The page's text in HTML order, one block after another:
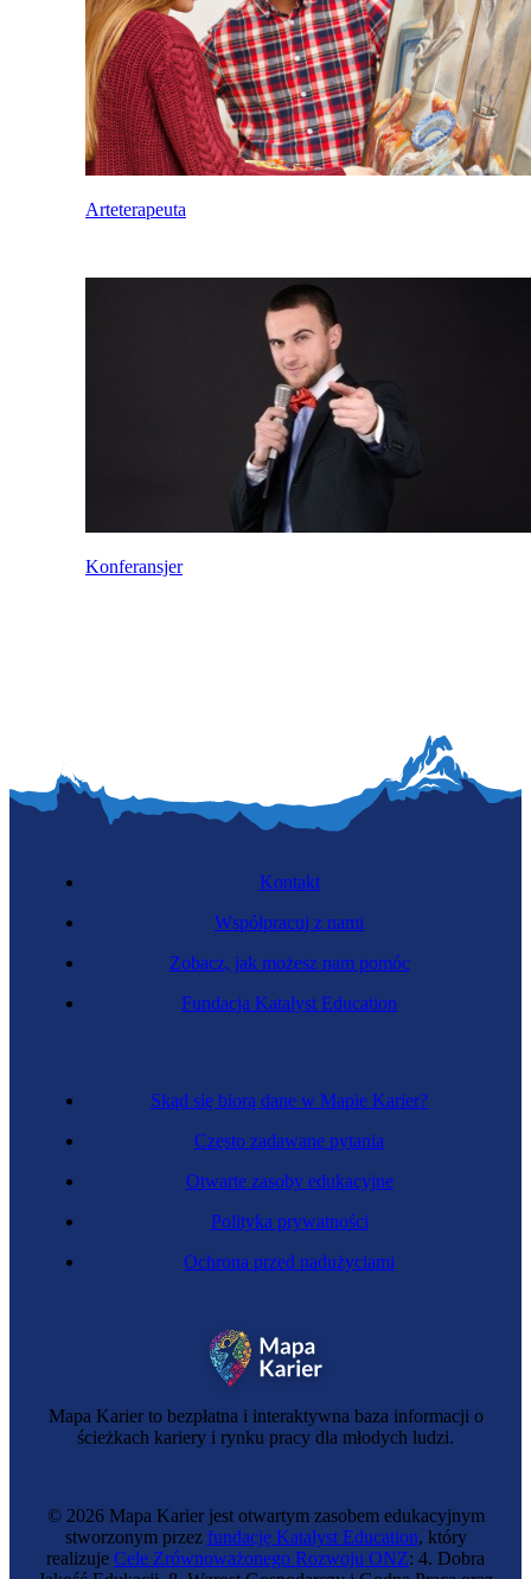
Arteterapeuta
Konferansjer
Mapa Karier to bezpłatna i interaktywna baza informacji o
ścieżkach kariery i rynku pracy dla młodych ludzi.
Skąd się biorą dane w Mapie Karier?
Często zadawane pytania
Otwarte zasoby edukacyjne
Polityka prywatności
Ochrona przed nadużyciami
Kontakt
Współpracuj z nami
Zobacz, jak możesz nam pomóc
Fundacja Katalyst Education
© 2026 Mapa Karier jest otwartym zasobem edukacyjnym
stworzonym przez fundację Katalyst Education, który
realizuje Cele Zrównoważonego Rozwoju ONZ: 4. Dobra